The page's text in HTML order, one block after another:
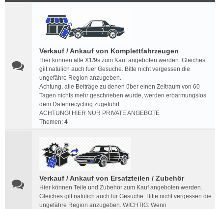
Verkauf / Ankauf von Komplettfahrzeugen
Hier können alle X1/9s zum Kauf angeboten werden. Gleiches
gilt natülich auch fuer Gesuche. Bitte nicht vergessen die
ungefähre Region anzugeben.
Achtung, alle Beiträge zu denen über einen Zeitraum von 60
Tagen nichts mehr geschrieben wurde, werden erbarmungslos
dem Datenrecycling zugeführt.
ACHTUNG! HIER NUR PRIVATE ANGEBOTE
Themen: 4
Verkauf / Ankauf von Ersatzteilen / Zubehör
Hier können Teile und Zubehör zum Kauf angeboten werden.
Gleiches gilt natülich auch für Gesuche. Bitte nicht vergessen die
ungefähre Region anzugeben. WICHTIG: Wenn